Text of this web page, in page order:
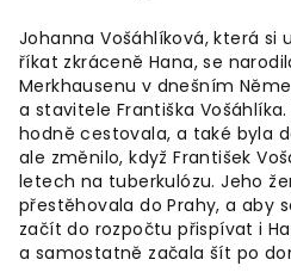
Johanna Vošáhlíková, která si
říkat zkráceně Hana, se
Merkhausenu v dnešním
a stavitele Františka
hodně cestovala, a také byla
ale změnilo, když František
letech na tuberkulózu. Jeho
přestěhovala do Prahy, a aby
začít do rozpočtu přispívat i
a samostatně začala šít po